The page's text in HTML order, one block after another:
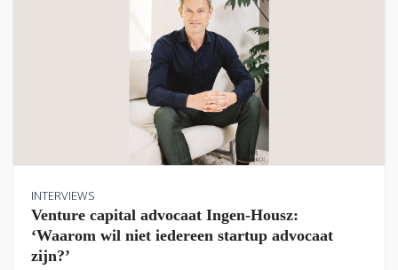
INTERVIEWS
Venture capital advocaat Ingen-Housz:
‘Waarom wil niet iedereen startup advocaat
zijn?’